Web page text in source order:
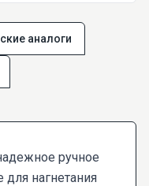
аналоги
ручное
для нагнетания